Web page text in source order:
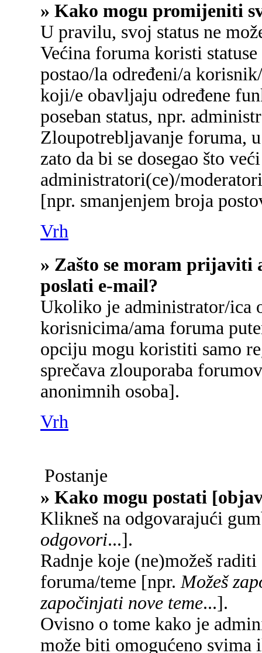
» Kako mogu promijeniti
U pravilu, svoj status ne
Većina foruma koristi
postao/la određeni/a
koji/e obavljaju određene
poseban status, npr.
Zloupotrebljavanje foruma,
zato da bi se dosegao što
administratori(ce)/
[npr. smanjenjem broja
Vrh
» Zašto se moram
poslati e-mail?
Ukoliko je administrator/ica
korisnicima/ama foruma
opciju mogu koristiti samo
sprečava zlouporaba
anonimnih osoba].
Vrh
Postanje
» Kako mogu postati
Klikneš na odgovarajući
odgovori...].
Radnje koje (ne)možeš
foruma/teme [npr.Možeš
započinjati nove teme...].
Ovisno o tome kako je
može biti omogućeno